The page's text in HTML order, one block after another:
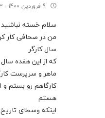
9 فروردین 1400 - 01:23
سلام خسته نباشید
من در صحافی کار
سال کارگر
که از این هفده
ماهر و سرپرست
کارگاهم رو بستم و
هستم
اینکه وسطای تاریخ